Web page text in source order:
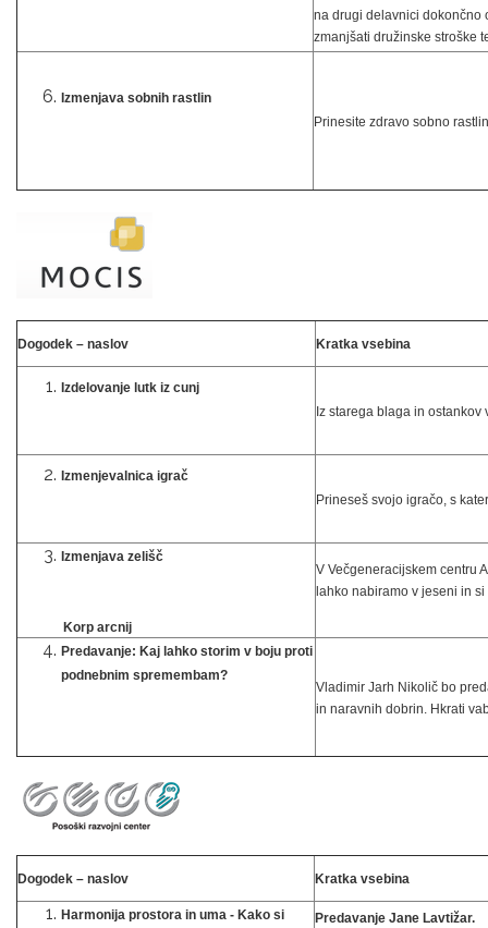
na drugi delavnici dokončno
zmanjšati družinske stroške
Izmenjava sobnih rastlin
Prinesite zdravo sobno
Dogodek – naslov Kratka vsebina
Izdelovanje lutk iz cunj
Iz starega blaga in
Izmenjevalnica igrač
Prineseš svojo igračo, s
Izmenjava zelišč
Korp arcnij
V Večgeneracijskem centru
lahko nabiramo v jeseni in
Predavanje: Kaj lahko storim v boju proti
podnebnim spremembam?
Vladimir Jarh Nikolič bo
in naravnih dobrin. Hkrati
Dogodek – naslov Kratka vsebina
Harmonija prostora in uma - Kako si
Predavanje Jane Lavtižar.